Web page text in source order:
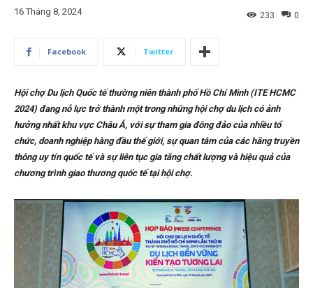
16 Tháng 8, 2024 0
233
Facebook Twitter
Hội chợ Du lịch Quốc tế thường niên thành phố Hồ Chí Minh (ITE HCMC
2024) đang nỗ lực trở thành một trong những hội chợ du lịch có ảnh
hưởng nhất khu vực Châu Á, với sự tham gia đông đảo của nhiều tổ
chức, doanh nghiệp hàng đầu thế giới, sự quan tâm của các hãng truyền
thông uy tín quốc tế và sự liên tục gia tăng chất lượng và hiệu quả của
chương trình giao thương quốc tế tại hội chợ.